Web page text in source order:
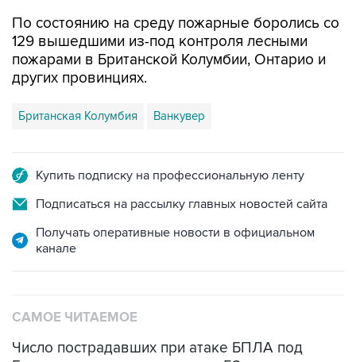
По состоянию на среду пожарные боролись со
129 вышедшими из-под контроля лесными
пожарами в Британской Колумбии, Онтарио и
других провинциях.
Британская Колумбия Ванкувер
Купить подписку на профессиональную ленту
Подписаться на рассылку главных новостей сайта
Получать оперативные новости в официальном
канале
САМОЕ ЧИТАЕМОЕ
Число пострадавших при атаке БПЛА под